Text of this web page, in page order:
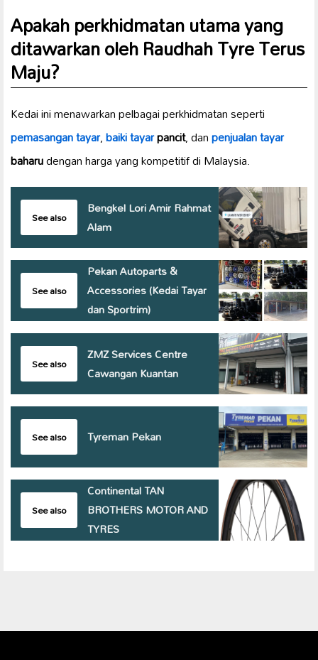
Apakah perkhidmatan utama yang
ditawarkan oleh Raudhah Tyre Terus
Maju?
Kedai ini menawarkan pelbagai perkhidmatan seperti
pemasangan tayar,baiki tayarpancit, danpenjualan tayar
baharudengan harga yang kompetitif di Malaysia.
See also
Bengkel Lori Amir Rahmat
Alam
See also
Pekan Autoparts &
Accessories (Kedai Tayar
dan Sportrim)
See also
ZMZ Services Centre
Cawangan Kuantan
See also Tyreman Pekan
See also
Continental TAN
BROTHERS MOTOR AND
TYRES